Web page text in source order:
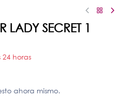
SECRET 1
horas
ahora mismo.